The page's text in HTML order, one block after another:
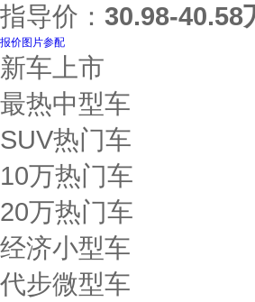
指导价： 30.98-40.58
报价图片参配
新车上市
最热中型车
SUV热门车
10万热门车
20万热门车
经济小型车
代步微型车